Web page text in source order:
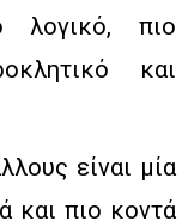
λογικό, πιο
και
είναι μία
και πιο κοντά